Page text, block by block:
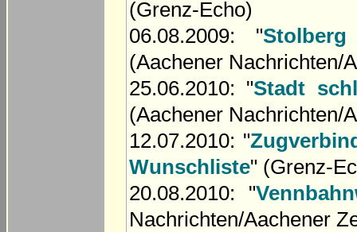
(Grenz-Echo)
06.08.2009: "
(Aachener Nachrichten/
25.06.2010: "Stadt
(Aachener Nachrichten/
12.07.2010: "
Wunschliste" (Grenz-
20.08.2010: "
Nachrichten/Aachener